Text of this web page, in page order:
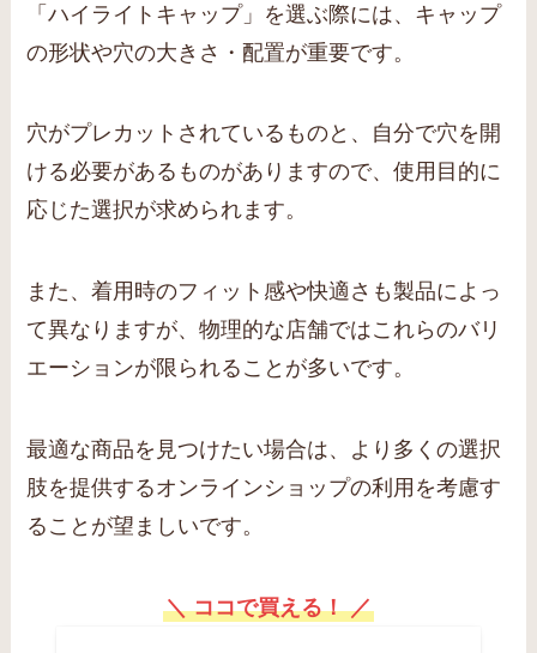
「ハイライトキャップ」を選ぶ際には、キャップ
の形状や穴の大きさ・配置が重要です。
穴がプレカットされているものと、自分で穴を開
ける必要があるものがありますので、使用目的に
応じた選択が求められます。
また、着用時のフィット感や快適さも製品によっ
て異なりますが、物理的な店舗ではこれらのバリ
エーションが限られることが多いです。
最適な商品を見つけたい場合は、より多くの選択
肢を提供するオンラインショップの利用を考慮す
ることが望ましいです。
＼ ココで買える！ ／